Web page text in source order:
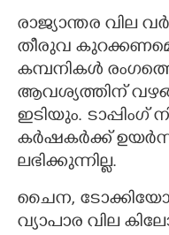
രാജ്യാന്തര വില
തീരുവ
കമ്പനികൾ
ആവശ്യത്തിന്
ഇടിയും. ടാപ്പിംഗ്
കർഷകർക്ക്
ലഭിക്കുന്നില്ല.
ചൈന, ടോക്കിയോ,
വ്യാപാര വില